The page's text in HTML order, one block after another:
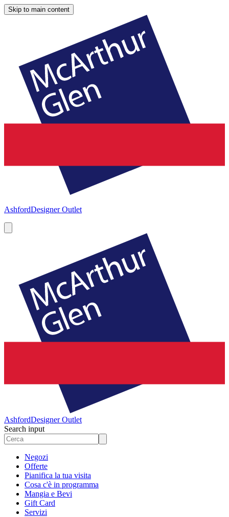
Skip to main content
AshfordDesigner Outlet
AshfordDesigner Outlet
Search input
Negozi
Offerte
Pianifica la tua visita
Cosa c'è in programma
Mangia e Bevi
Gift Card
Servizi